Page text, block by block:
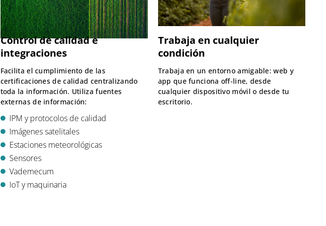
Control de calidad e
integraciones
Facilita el cumplimiento de las
certificaciones de calidad centralizando
toda la información. Utiliza fuentes
externas de información:
IPM y protocolos de calidad
Imágenes satelitales
Estaciones meteorológicas
Sensores
Vademecum
IoT y maquinaria
Trabaja en cualquier
condición
Trabaja en un entorno amigable: web y
app que funciona off-line, desde
cualquier dispositivo móvil o desde tu
escritorio.